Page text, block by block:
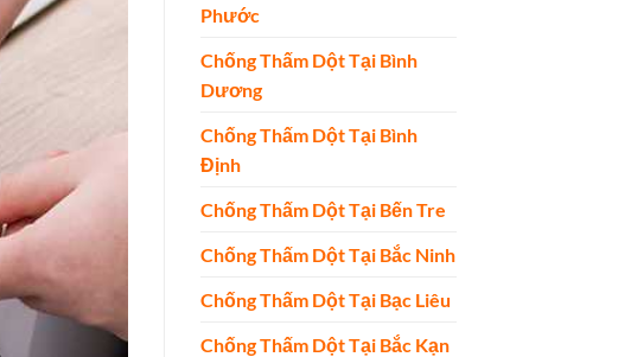
Phước
Chống Thấm Dột Tại Bình
Dương
Chống Thấm Dột Tại Bình
Định
Chống Thấm Dột Tại Bến Tre
Chống Thấm Dột Tại Bắc Ninh
Chống Thấm Dột Tại Bạc Liêu
Chống Thấm Dột Tại Bắc Kạn